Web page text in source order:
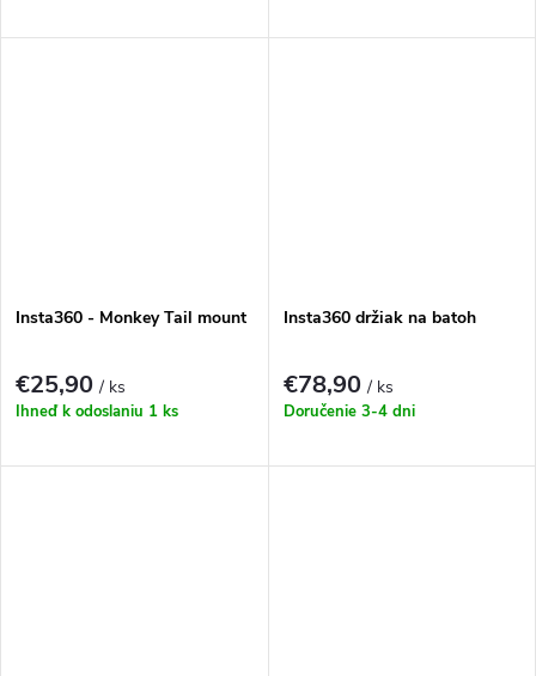
Insta360 - Monkey Tail mount
€25,90/ ks
Ihneď k odoslaniu 1 ks
Insta360 držiak na batoh
€78,90/ ks
Doručenie 3-4 dni